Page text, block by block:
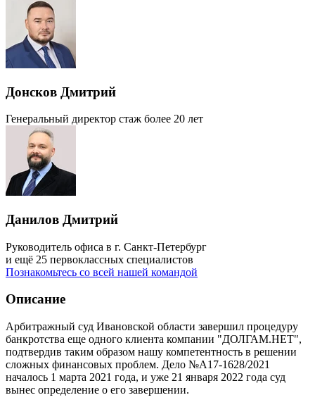
Донсков Дмитрий
Генеральный директор стаж более 20 лет
Данилов Дмитрий
Руководитель офиса в г. Санкт-Петербург
и ещё 25 первоклассных специалистов
Познакомьтесь со всей нашей командой
Описание
Арбитражный суд Ивановской области завершил процедуру
банкротства еще одного клиента компании "ДОЛГАМ.НЕТ",
подтвердив таким образом нашу компетентность в решении
сложных финансовых проблем. Дело №А17-1628/2021
началось 1 марта 2021 года, и уже 21 января 2022 года суд
вынес определение о его завершении.